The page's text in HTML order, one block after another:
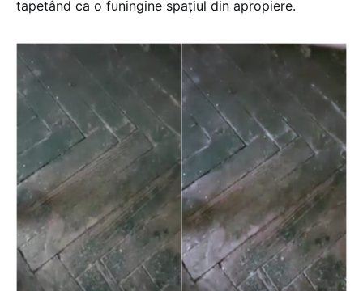
tapetând ca o funingine spațiul din apropiere.